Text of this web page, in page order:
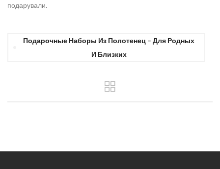
подарували.
Подарочные Наборы Из Полотенец – Для Родных
И Близких